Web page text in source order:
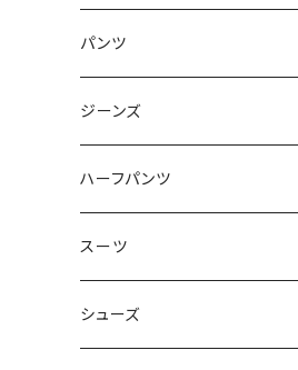
50/XL～
48/L
50/XL～
46/M
48/L
50/XL～
～44/S
46/M
48/L
50/XL～
パンツ
～44/S
46/M
48/L
50/XL～
ジーンズ
～44/S
46/M
48/L
ハーフパンツ
～44/S
46/M
スーツ
～44/S
シューズ